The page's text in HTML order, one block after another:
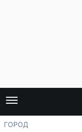
ГОРОД